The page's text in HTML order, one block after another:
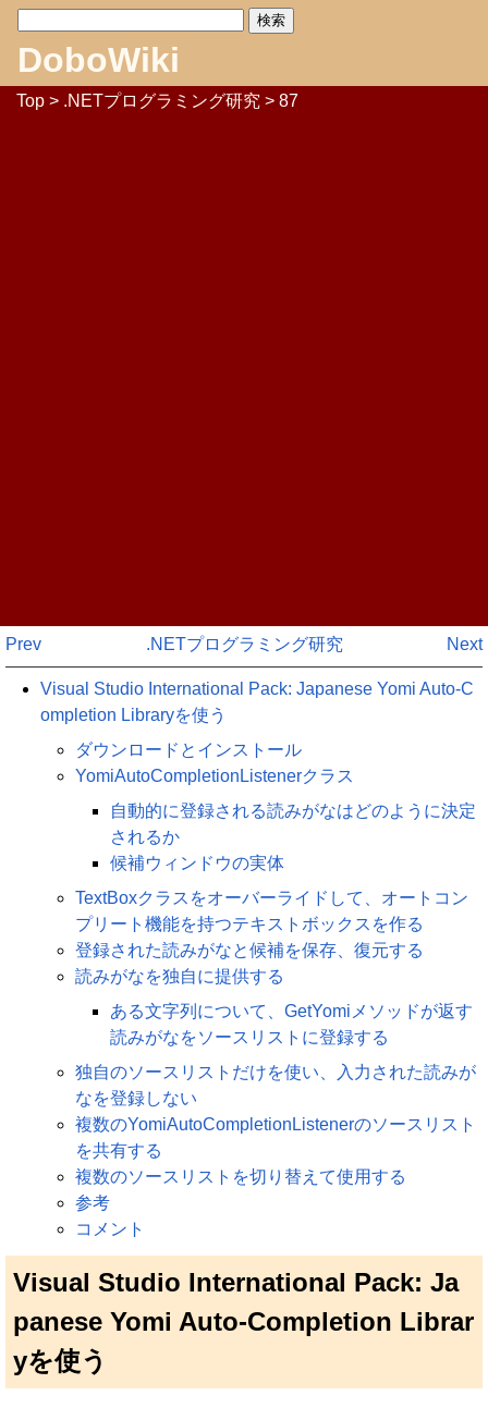
DoboWiki
Top > .NETプログラミング研究 > 87
Prev Next
.NETプログラミング研究
Visual Studio International Pack: Japanese Yomi Auto-C
ompletion Libraryを使う
ダウンロードとインストール
YomiAutoCompletionListenerクラス
自動的に登録される読みがなはどのように決定
されるか
候補ウィンドウの実体
TextBoxクラスをオーバーライドして、オートコン
プリート機能を持つテキストボックスを作る
登録された読みがなと候補を保存、復元する
読みがなを独自に提供する
ある文字列について、GetYomiメソッドが返す
読みがなをソースリストに登録する
独自のソースリストだけを使い、入力された読みが
なを登録しない
複数のYomiAutoCompletionListenerのソースリスト
を共有する
複数のソースリストを切り替えて使用する
参考
コメント
Visual Studio International Pack: Ja
panese Yomi Auto-Completion Librar
yを使う